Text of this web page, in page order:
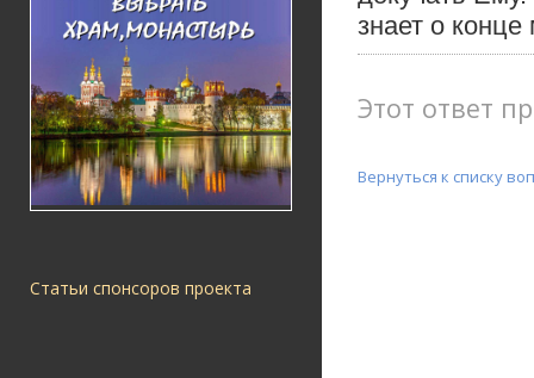
Статьи спонсоров проекта
знает о
Этот ответ
Вернуться к списку